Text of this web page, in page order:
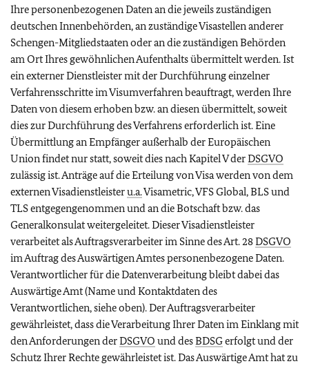
Ihre personenbezogenen Daten an die jeweils zuständigen
deutschen Innenbehörden, an zuständige Visastellen anderer
Schengen-Mitgliedstaaten oder an die zuständigen Behörden
am Ort Ihres gewöhnlichen Aufenthalts übermittelt werden. Ist
ein externer Dienstleister mit der Durchführung einzelner
Verfahrensschritte im Visumverfahren beauftragt, werden Ihre
Daten von diesem erhoben bzw. an diesen übermittelt, soweit
dies zur Durchführung des Verfahrens erforderlich ist. Eine
Übermittlung an Empfänger außerhalb der Europäischen
Union findet nur statt, soweit dies nach Kapitel V derDSGVO
zulässig ist. Anträge auf die Erteilung von Visa werden von dem
externen Visadienstleisteru.a.Visametric, VFS Global, BLS und
TLS entgegengenommen und an die Botschaft bzw. das
Generalkonsulat weitergeleitet. Dieser Visadienstleister
verarbeitet als Auftragsverarbeiter im Sinne des Art. 28DSGVO
im Auftrag des Auswärtigen Amtes personenbezogene Daten.
Verantwortlicher für die Datenverarbeitung bleibt dabei das
Auswärtige Amt (Name und Kontaktdaten des
Verantwortlichen, siehe oben). Der Auftragsverarbeiter
gewährleistet, dass die Verarbeitung Ihrer Daten im Einklang mit
den Anforderungen derDSGVO und desBDSGerfolgt und der
Schutz Ihrer Rechte gewährleistet ist. Das Auswärtige Amt hat zu